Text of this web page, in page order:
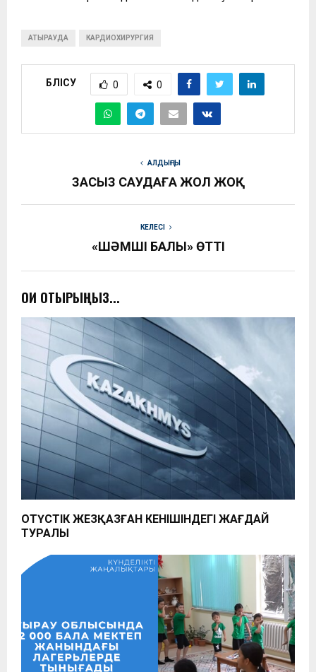
АТЫРАУДА КАРДИОХИРУРГИЯ
БӨЛІСУ 0 0
АЛДЫҢҒЫ
ЗАҢСЫЗ САУДАҒА ЖОЛ ЖОҚ
КЕЛЕСІ
«ШӘМШІ БАЛЫ» ӨТТІ
ОҚИ ОТЫРЫҢЫЗ...
ОҢТҮСТІК ЖЕЗҚАЗҒАН КЕНІШІНДЕГІ ЖАҒДАЙ
ТУРАЛЫ